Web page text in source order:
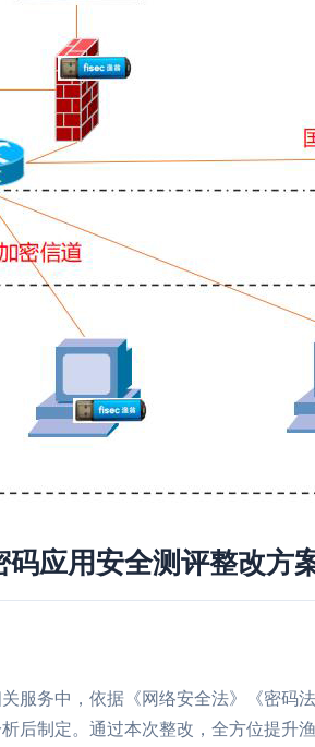
应用安全测评整改方
服务中，依据《网络安全法》《密码
后制定。通过本次整改，全方位提升